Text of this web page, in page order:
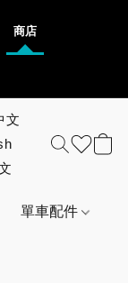
商店
單車配件